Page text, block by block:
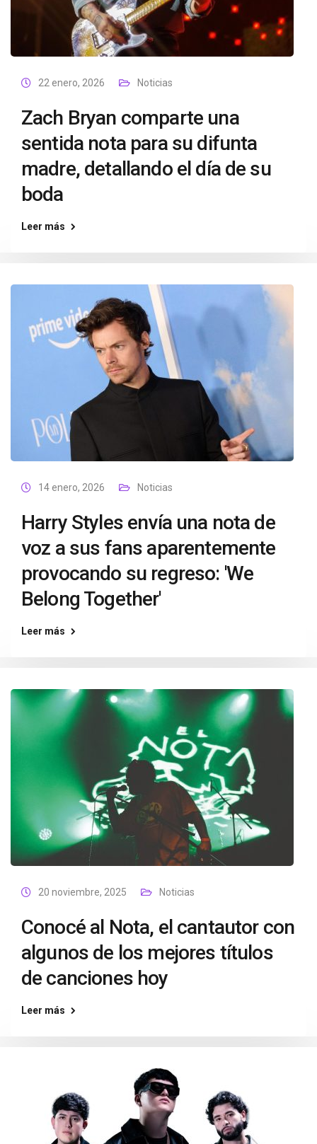
22 enero, 2026 Noticias
Zach Bryan comparte una
sentida nota para su difunta
madre, detallando el día de su
boda
Leer más
14 enero, 2026 Noticias
Harry Styles envía una nota de
voz a sus fans aparentemente
provocando su regreso: 'We
Belong Together'
Leer más
20 noviembre, 2025 Noticias
Conocé al Nota, el cantautor con
algunos de los mejores títulos
de canciones hoy
Leer más